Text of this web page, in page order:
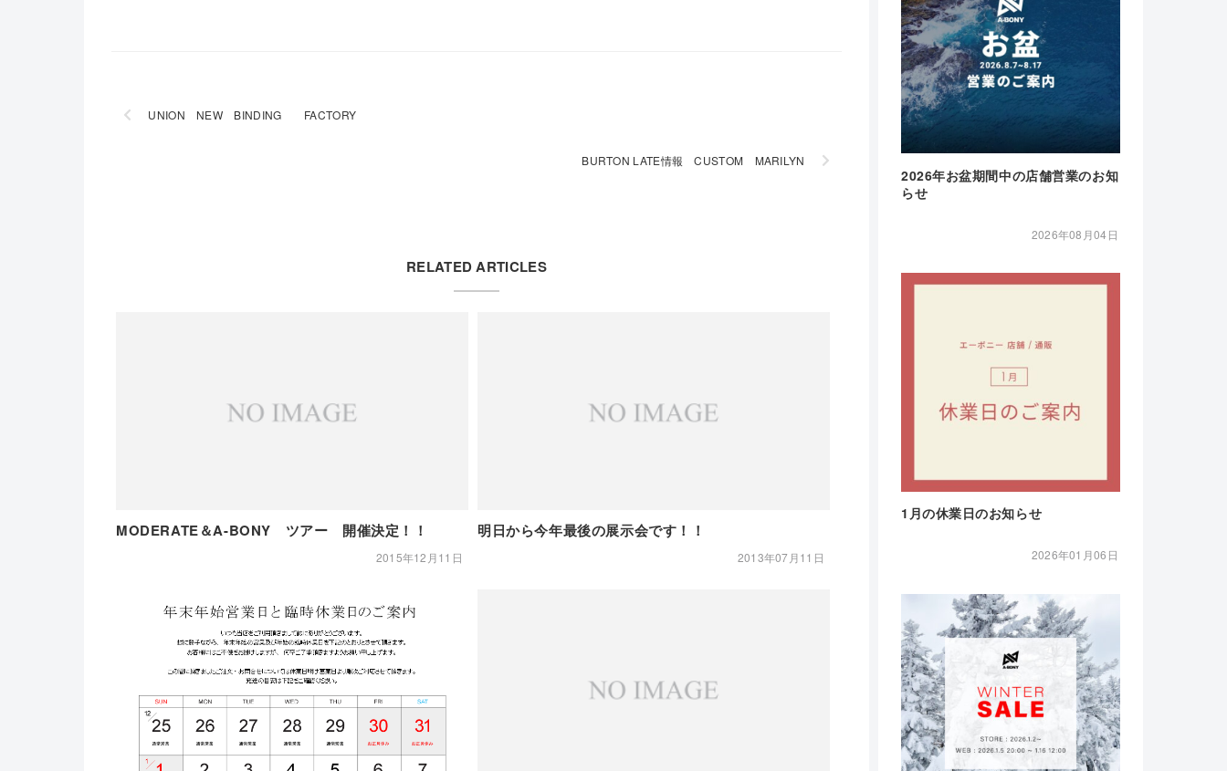
UNION NEW BINDING FACTORY
BURTON LATE情報 CUSTOM MARILYN
RELATED ARTICLES
MODERATE＆A-BONY ツアー 開催決定！！
2015年12月11日
明日から今年最後の展示会です！！
2013年07月11日
2026年お盆期間中の店舗営業のお知
らせ
2026年08月04日
1月の休業日のお知らせ
2026年01月06日